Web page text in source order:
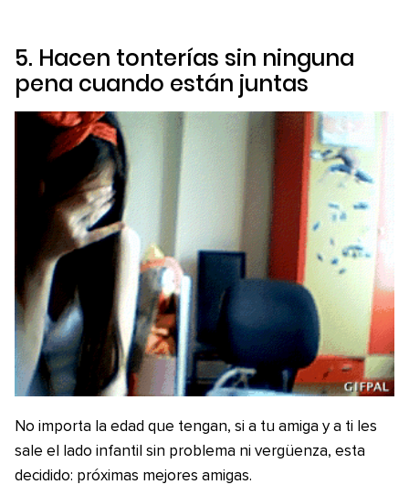
5. Hacen tonterías sin ninguna
pena cuando están juntas
No importa la edad que tengan, si a tu amiga y a ti les
sale el lado infantil sin problema ni vergüenza, esta
decidido: próximas mejores amigas.